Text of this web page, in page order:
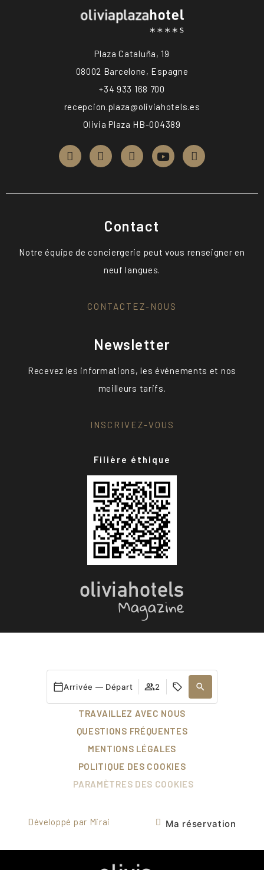
Arrivée — Départ 2
Plaza Cataluña, 19
08002 Barcelone, Espagne
+34 933 168 700
recepcion.plaza@oliviahotels.es
Olivia Plaza HB-004389
Contact
Notre équipe de conciergerie peut vous renseigner en
neuf langues.
CONTACTEZ-NOUS
Newsletter
Recevez les informations, les événements et nos
meilleurs tarifs.
INSCRIVEZ-VOUS
Filière éthique
DURABILITÉ
CONTACTEZ
TRAVAILLEZ AVEC NOUS
QUESTIONS FRÉQUENTES
MENTIONS LÉGALES
POLITIQUE DES COOKIES
PARAMÈTRES DES COOKIES
Développé par Mirai Ma réservation